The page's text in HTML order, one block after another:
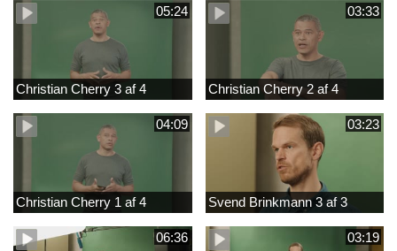
05:24
Christian Cherry 3 af 4
03:33
Christian Cherry 2 af 4
04:09
Christian Cherry 1 af 4
03:23
Svend Brinkmann 3 af 3
06:36 03:19